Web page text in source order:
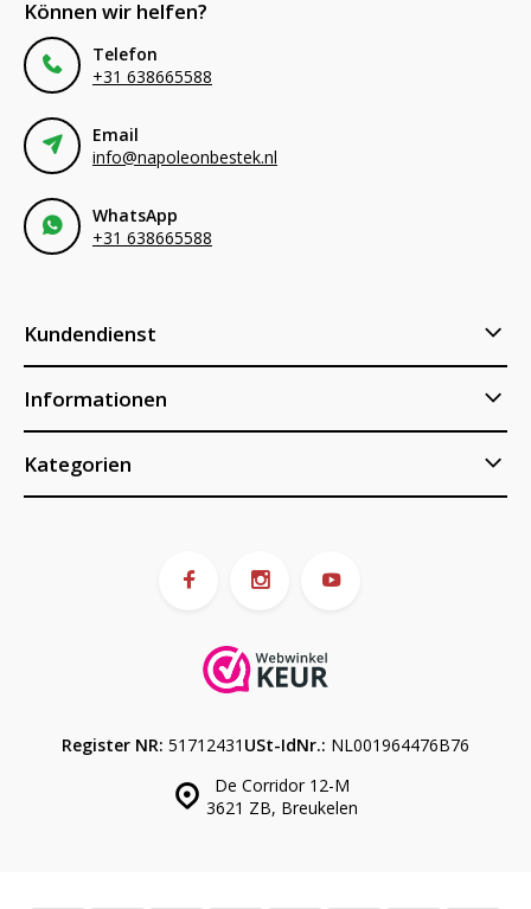
Können wir helfen?
Telefon
+31 638665588
Email
info@napoleonbestek.nl
WhatsApp
+31 638665588
Kundendienst
Informationen
Kategorien
De Corridor 12-M
3621 ZB, Breukelen
Register NR: 51712431 USt-IdNr.: NL001964476B76